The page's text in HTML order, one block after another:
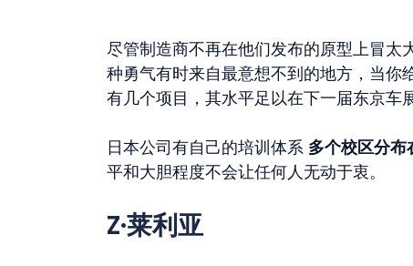
尽管制造商不再在他们发布的原型上冒
种勇气有时来自最意想不到的地方，当你
有几个项目，其水平足以在下一届东京车
日本公司有自己的培训体系 多个校区分布
平和大胆程度不会让任何人无动于衷。
Z·莱利亚